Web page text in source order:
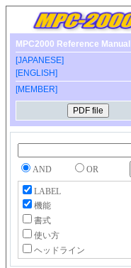
MPC2000 Reference Manual
[JAPANESE]
[ENGLISH]
[MEMBER]
AND OR
LABEL
機能
書式
使い方
ヘッドライン